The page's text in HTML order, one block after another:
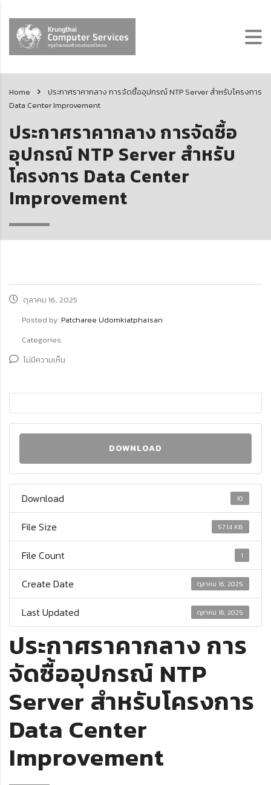
Home
ประกาศราคากลาง การจัดซื้ออุปกรณ์ NTP Server สำหรับโครงการ
Data Center Improvement
ประกาศราคากลาง การจัดซื้อ
อุปกรณ์ NTP Server สำหรับ
โครงการ Data Center
Improvement
ตุลาคม 16, 2025
Posted by:Patcharee Udomkiatphaisan
Categories:
ไม่มีความเห็น
DOWNLOAD
Download 10
File Size 57.14 KB
File Count 1
Create Date ตุลาคม 16, 2025
Last Updated ตุลาคม 16, 2025
ประกาศราคากลาง การ
จัดซื้ออุปกรณ์ NTP
Server สำหรับโครงการ
Data Center
Improvement